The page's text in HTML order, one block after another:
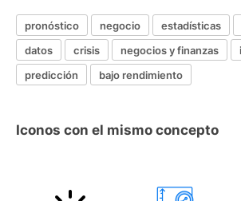
pronóstico negocio estadísticas
datos
crisis negocios y finanzas
predicción
bajo rendimiento
Iconos con el mismo concepto